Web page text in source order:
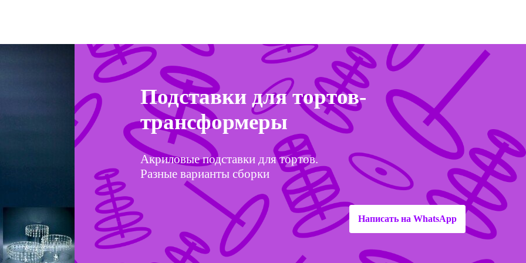
Подставки для тортов-
трансформеры
Акриловые подставки для тортов.
Разные варианты сборки
Написать на WhatsApp